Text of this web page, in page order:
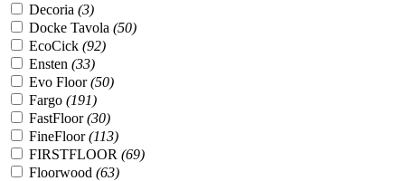
Decoria (3)
Docke Tavola (50)
EcoCick (92)
Ensten (33)
Evo Floor(50)
Fargo (191)
FastFloor(30)
FineFloor(113)
FIRSTFLOOR (69)
Floorwood (63)